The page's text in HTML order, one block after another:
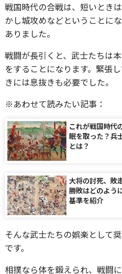
戦国時代の合戦は、短いとき
かし城攻めなどということに
ありました。
戦闘が長引くと、武士たちは
をすることになります。緊張
きには息抜きも必要でした。
※あわせて読みたい記事：
これが戦国時代
眠を取った？兵
とは？
大将の討死、敗
勝敗はどのよう
基準を紹介
そんな武士たちの娯楽として
です。
相撲なら体を鍛えられ、戦闘